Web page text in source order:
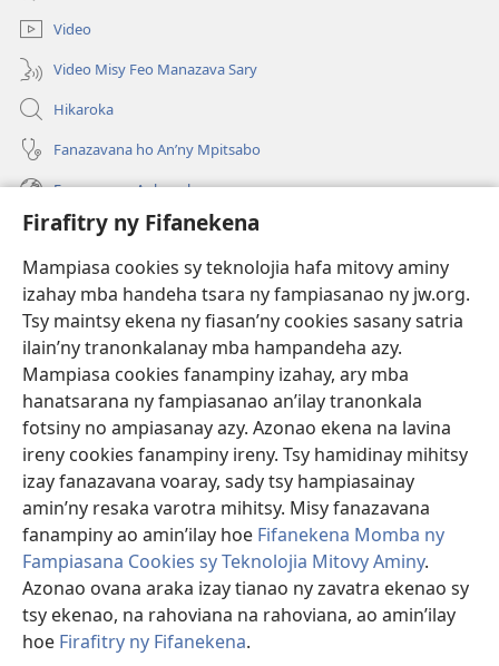
Firafitry ny Fifanekena
Mampiasa cookies sy teknolojia hafa mitovy aminy
izahay mba handeha tsara ny fampiasanao ny jw.org.
Tsy maintsy ekena ny fiasan’ny cookies sasany satria
ilain’ny tranonkalanay mba hampandeha azy.
Mampiasa cookies fanampiny izahay, ary mba
hanatsarana ny fampiasanao an’ilay tranonkala
fotsiny no ampiasanay azy. Azonao ekena na lavina
ireny cookies fanampiny ireny. Tsy hamidinay mihitsy
izay fanazavana voaray, sady tsy hampiasainay
amin’ny resaka varotra mihitsy. Misy fanazavana
fanampiny ao amin’ilay hoe Fifanekena Momba ny
Fampiasana Cookies sy Teknolojia Mitovy Aminy.
Azonao ovana araka izay tianao ny zavatra ekenao sy
tsy ekenao, na rahoviana na rahoviana, ao amin’ilay
hoe Firafitry ny Fifanekena.
Video
Video Misy Feo Manazava Sary
Hikaroka
Fanazavana ho An’ny Mpitsabo
Fanazavana Ankapobeny
Fanampiana
Fanomezana
(manokatra
rohy)
FITEHIRIZAM-BOKIN’NY Vavolombelon’i Jehovah
(manokatra
rohy)
JW Hub
(manokatra
rohy)
JW Library
Watchtower Library ®
Copyright© 2026 Watch Tower Bible and Tract Society of Pennsylvania.
FIFANEKENA| FIFANEKENA MOMBA NY TSIAMBARATELO
NY FIFANEKENA